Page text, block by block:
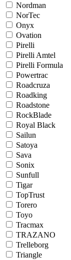
Nordman
NorTec
Onyx
Ovation
Pirelli
Pirelli Amtel
Pirelli Formula
Powertrac
Roadcruza
Roadking
Roadstone
RockBlade
Royal Black
Sailun
Satoya
Sava
Sonix
Sunfull
Tigar
TopTrust
Torero
Toyo
Tracmax
TRAZANO
Trelleborg
Triangle